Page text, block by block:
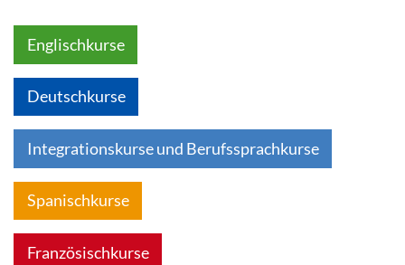
Englischkurse
Deutschkurse
Integrationskurse und Berufssprachkurse
Spanischkurse
Französischkurse